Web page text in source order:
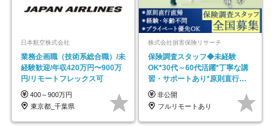
日本航空株式会社
業務企画職（技術系総合職）/未
経験歓迎/年収420万円〜900万
円/リモートフレックス可
400～900万円
東京都_千葉県
株式会社損害保険リサーチ
保険調査スタッフ◆未経験
OK*30代～60代活躍*丁寧な講
習・サポートあり*原則直行直
帰／全国募集・業務委託
非公開
フルリモートあり